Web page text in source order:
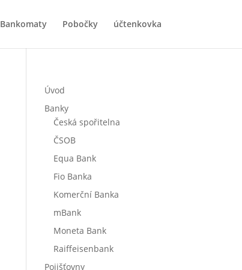
Bankomaty Pobočky účtenkovka
Úvod
Banky
Česká spořitelna
ČSOB
Equa Bank
Fio Banka
Komerční Banka
mBank
Moneta Bank
Raiffeisenbank
Pojišťovny